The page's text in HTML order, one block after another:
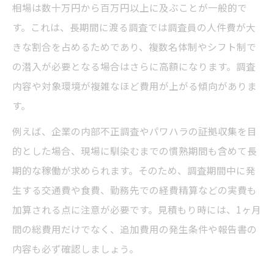
相場は数十万円から百万円以上に及ぶことが一般的で
す。これは、長期間に渡る調査では調査員の人件費が大
きな割合を占めるためであり、複数名体制やシフト制で
の潜入が必要となる場合はさらに高額になります。調査
内容や対象環境が複雑なほど費用が上がる傾向がありま
す。
例えば、企業の内部不正調査やパワハラの証拠収集を目
的とした場合、現場に馴染むまでの慣熟期間も含めて長
期的な稼働が求められます。そのため、調査期間中に発
生する交通費や食費、勤務先での経費精算などの実費も
加算される点に注意が必要です。見積もり時には、1ヶ月
間の総費用だけでなく、追加費用の発生条件や報告書の
内容も必ず確認しましょう。